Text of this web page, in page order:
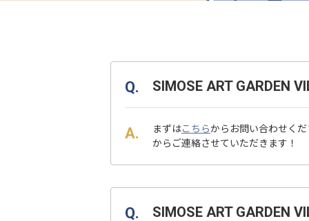
SIMOSE ART GARDEN
まずはこちらからお問い合わせく
からご連絡させていただきます！
SIMOSE ART GARDEN